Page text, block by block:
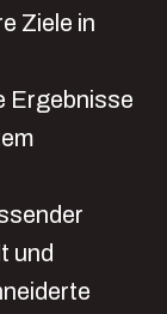
Ziele in
Ergebnisse
und